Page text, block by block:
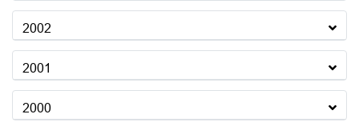
2002
2001
2000